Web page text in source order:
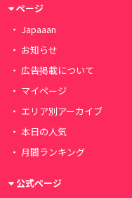
ページ
Japaaan
お知らせ
広告掲載について
マイページ
エリア別アーカイブ
本日の人気
月間ランキング
公式ページ